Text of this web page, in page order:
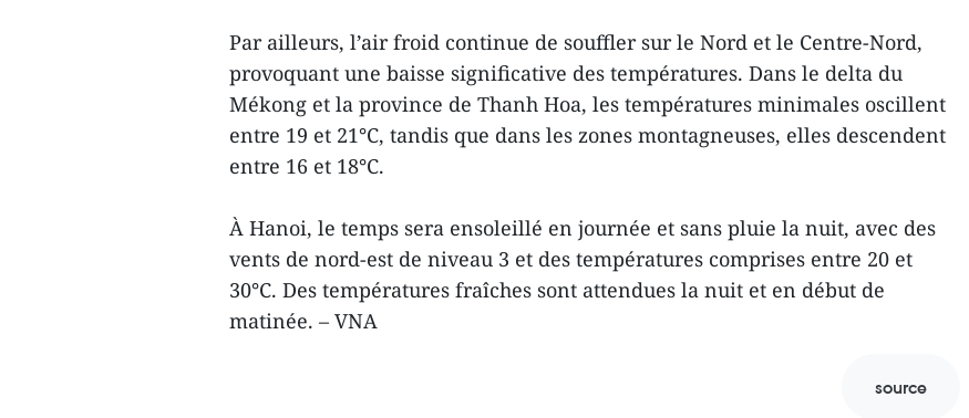
Par ailleurs, l’air froid continue de souffler sur le Nord et le Centre-Nord,
provoquant une baisse significative des températures. Dans le delta du
Mékong et la province de Thanh Hoa, les températures minimales oscillent
entre 19 et 21°C, tandis que dans les zones montagneuses, elles descendent
entre 16 et 18°C.
À Hanoi, le temps sera ensoleillé en journée et sans pluie la nuit, avec des
vents de nord-est de niveau 3 et des températures comprises entre 20 et
30°C. Des températures fraîches sont attendues la nuit et en début de
matinée. – VNA
source